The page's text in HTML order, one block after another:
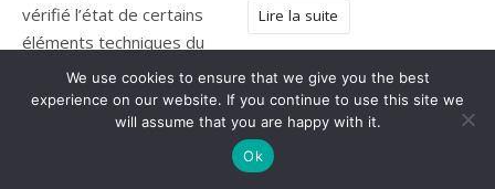
vérifié l’état de certains
éléments techniques du
véhicule. Voici alors ce qu’il
faudra contrôler avant de
signer l’acte de vente.
Lire la suite
We use cookies to ensure that we give you the best
experience on our website. If you continue to use this site we
will assume that you are happy with it.
Ok